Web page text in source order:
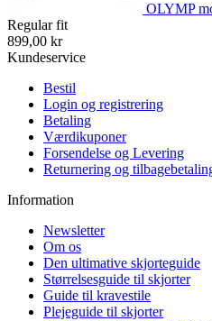
OLYMP
Regular fit
899,00 kr
Kundeservice
Bestil
Login og registrering
Betaling
Værdikuponer
Forsendelse og Levering
Returnering og
Information
Newsletter
Om os
Den ultimative skjorteguide
Størrelsesguide til skjorter
Guide til kravestile
Plejeguide til skjorter